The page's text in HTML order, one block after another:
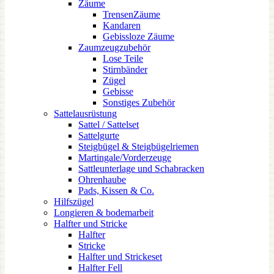
Zäume
TrensenZäume
Kandaren
Gebissloze Zäume
Zaumzeugzubehör
Lose Teile
Stirnbänder
Zügel
Gebisse
Sonstiges Zubehör
Sattelausrüstung
Sattel / Sattelset
Sattelgurte
Steigbügel & Steigbügelriemen
Martingale/Vorderzeuge
Sattleunterlage und Schabracken
Ohrenhaube
Pads, Kissen & Co.
Hilfszügel
Longieren & bodemarbeit
Halfter und Stricke
Halfter
Stricke
Halfter und Strickeset
Halfter Fell